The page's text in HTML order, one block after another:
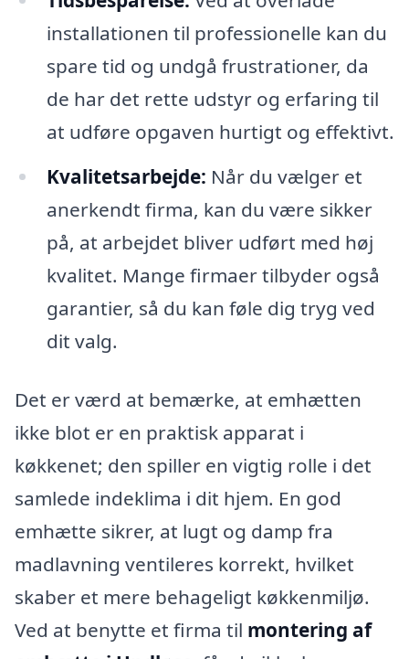
installationen til professionelle kan du
spare tid og undgå frustrationer, da
de har det rette udstyr og erfaring til
at udføre opgaven hurtigt og effektivt.
Kvalitetsarbejde: Når du vælger et
anerkendt firma, kan du være sikker
på, at arbejdet bliver udført med høj
kvalitet. Mange firmaer tilbyder også
garantier, så du kan føle dig tryg ved
dit valg.
Det er værd at bemærke, at emhætten
ikke blot er en praktisk apparat i
køkkenet; den spiller en vigtig rolle i det
samlede indeklima i dit hjem. En god
emhætte sikrer, at lugt og damp fra
madlavning ventileres korrekt, hvilket
skaber et mere behageligt køkkenmiljø.
Ved at benytte et firma til montering af